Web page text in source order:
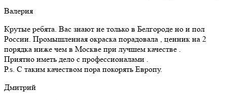
Валерия
Крутые ребята. Вас знают не только в Белгороде но и пол
России. Промышленная окраска порадовала , ценник на 2
порядка ниже чем в Москве при лучшем качестве .
Приятно иметь дело с профессионалами .
Р.s. С таким качеством пора покорять Европу.
Дмитрий